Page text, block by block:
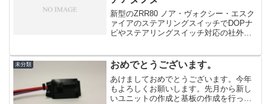
新型のZRR80 ノア・ヴォクシー・エスク
ァイアのステアリングスイッチでDOPナ
ビやステアリングスイッチ対応の社外ナ
液晶インフォメーション用のスイッチ使
って早送りや巻き戻...
未分類 おめでとうございます。
あけましておめでとうございます。今年
もよろしくお願いします。先月から新し
いユニットの作成と基板の作成を行って